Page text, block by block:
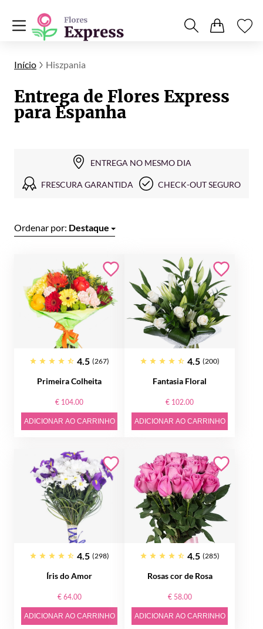
Início Hiszpania
Entrega de Flores Express
para Espanha
ENTREGA NO MESMO DIA
FRESCURA GARANTIDA CHECK-OUT SEGURO
Ordenar por: Destaque
4.5 (267)
Primeira Colheita
€ 104.00
ADICIONAR AO CARRINHO
4.5 (200)
Fantasia Floral
€ 102.00
ADICIONAR AO CARRINHO
4.5 (298)
Íris do Amor
€ 64.00
ADICIONAR AO CARRINHO
4.5 (285)
Rosas cor de Rosa
€ 58.00
ADICIONAR AO CARRINHO